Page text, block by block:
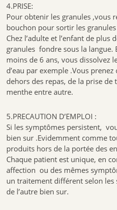
4.PRISE:
Pour obtenir les granules ,vous
bouchon pour sortir les
Chez l’adulte et l’enfant de plus
granules fondre sous la
moins de 6 ans, vous dissolvez
d’eau par exemple .Vous
dehors des repas, de la prise de
menthe entre autre.
5.PRECAUTION D’EMPLOI :
Si les symptômes persistent,
bien sur .Evidemment comme
produits hors de la portée des
Chaque patient est unique, en
affection ou des mêmes
un traitement différent selon les
de l’autre bien sur.